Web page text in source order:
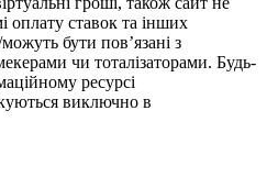
оплату ставок та інших
бути пов’язані з
чи тоталізаторами. Будь-
ресурсі
виключно в